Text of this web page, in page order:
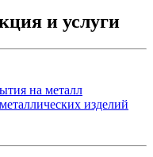
и услуги
на металл
изделий